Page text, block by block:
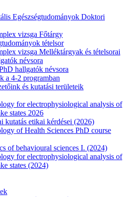
Egészségtudományok Doktori
vizsga Főtárgy
tételsor
vizsga Melléktárgyak és tételsorai
névsora
hallgatók névsora
a 4-2 programban
és kutatási területeik
for electrophysiological analysis of
states 2026
kutatás etikai kérdései (2026)
of Health Sciences PhD course
of behavioural sciences I. (2024)
for electrophysiological analysis of
states (2024)